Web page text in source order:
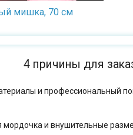
мишка, 70 см
4 причины для
и профессиональный
и внушительные